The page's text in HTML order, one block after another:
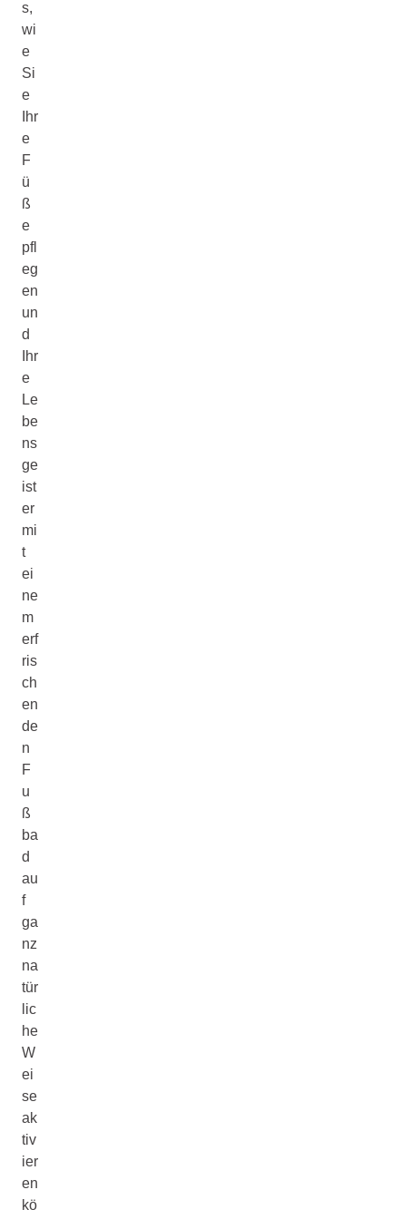
s,
wi
e
Si
e
Ihr
e
F
ü
ß
e
pfl
eg
en
un
d
Ihr
e
Le
be
ns
ge
ist
er
mi
t
ei
ne
m
erf
ris
ch
en
de
n
F
u
ß
ba
d
au
f
ga
nz
na
tür
lic
he
W
ei
se
ak
tiv
ier
en
kö